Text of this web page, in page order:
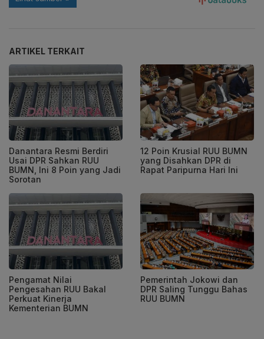
ARTIKEL TERKAIT
Danantara Resmi Berdiri
Usai DPR Sahkan RUU
BUMN, Ini 8 Poin yang Jadi
Sorotan
12 Poin Krusial RUU BUMN
yang Disahkan DPR di
Rapat Paripurna Hari Ini
Pengamat Nilai
Pengesahan RUU Bakal
Perkuat Kinerja
Kementerian BUMN
Pemerintah Jokowi dan
DPR Saling Tunggu Bahas
RUU BUMN